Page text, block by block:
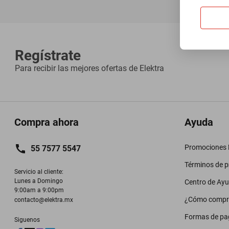
Regístrate
Para recibir las mejores ofertas de Elektra
Compra ahora
55 7577 5547
Servicio al cliente:
Lunes a Domingo
9:00am a 9:00pm
contacto@elektra.mx
Siguenos
Ayuda
Promociones
Términos de
Centro de
¿Cómo
Formas de